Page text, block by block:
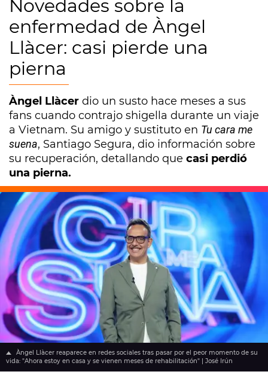
Novedades sobre la
enfermedad de Àngel
Llàcer: casi pierde una
pierna
Àngel Llàcer dio un susto hace meses a sus
fans cuando contrajo shigella durante un viaje
a Vietnam. Su amigo y sustituto en Tu cara me
suena, Santiago Segura, dio información sobre
su recuperación, detallando que casi perdió
una pierna.
Àngel Llàcer reaparece en redes sociales tras pasar por el peor momento de su
vida: "Ahora estoy en casa y se vienen meses de rehabilitación" | José Irún